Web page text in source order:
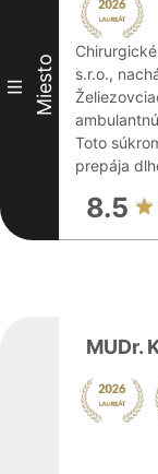
III Miesto
s.r.o.,
Toto
prepája
8.5
MUDr.